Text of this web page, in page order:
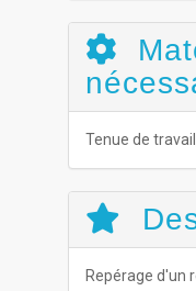
Tenue de
Repérage d'un